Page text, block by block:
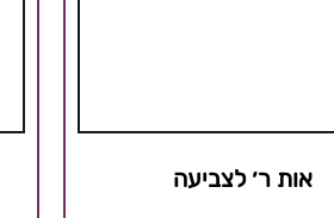
אות ר׳ לצביעה